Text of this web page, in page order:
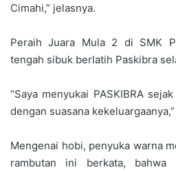
Cimahi,” jelasnya.
Peraih Juara Mula 2 di SMK
tengah sibuk berlatih Paskibra
“Saya menyukai PASKIBRA
dengan suasana
Mengenai hobi, penyuka warna
rambutan ini berkata,